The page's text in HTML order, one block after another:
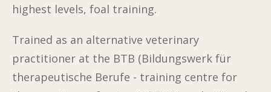
highest levels, foal training.
Trained as an alternative veterinary
practitioner at the BTB (Bildungswerk für
therapeutische Berufe - training centre for